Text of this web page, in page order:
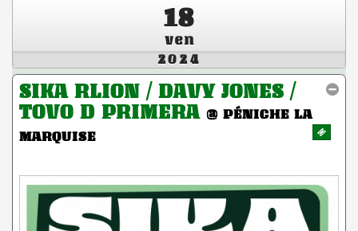
18
ven
2024
SIKA RLION / DAVY JONES /
TOVO D PRIMERA @ PÉNICHE LA
MARQUISE